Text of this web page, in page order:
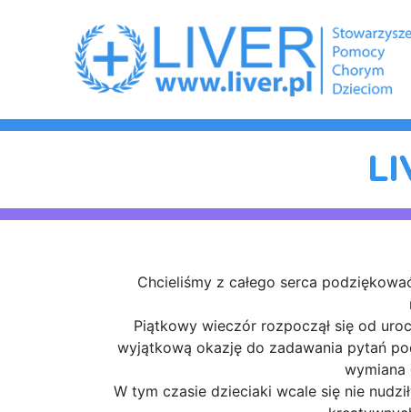
Chcieliśmy z całego serca
Piątkowy wieczór rozpoczął się od
wyjątkową okazję do zadawania pytań
wymiana
W tym czasie dzieciaki wcale się nie